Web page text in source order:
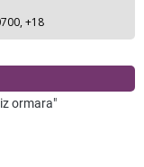
ormara"